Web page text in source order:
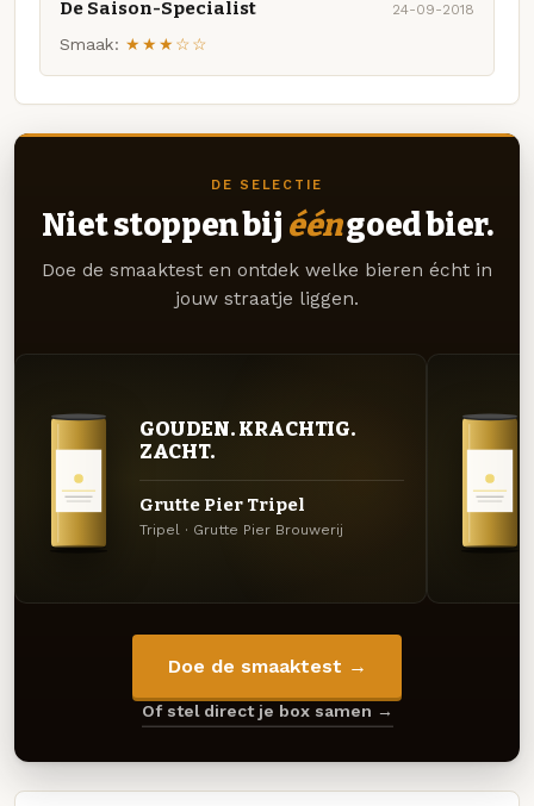
De Saison-Specialist 24-09-2018
Smaak: ★★★☆☆
DE SELECTIE
Niet stoppen bij ééngoed bier.
Doe de smaaktest en ontdek welke bieren écht in
jouw straatje liggen.
GOUDEN. KRACHTIG.
ZACHT.
Grutte Pier Tripel
Tripel · Grutte Pier Brouwerij
Doe de smaaktest →
Of stel direct je box samen →